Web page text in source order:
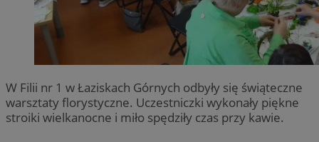
W Filii nr 1 w Łaziskach Górnych odbyły się świąteczne
warsztaty florystyczne. Uczestniczki wykonały piękne
stroiki wielkanocne i miło spędziły czas przy kawie.